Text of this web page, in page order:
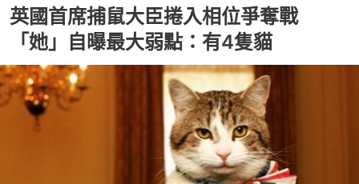
英國首席捕鼠大臣捲入相位爭奪戰
「她」自曝最大弱點：有4隻貓